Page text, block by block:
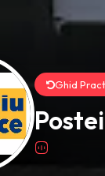
Ghid